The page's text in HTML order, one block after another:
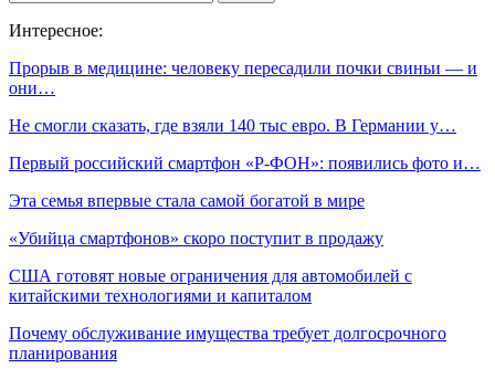
Интересное:
Прорыв в медицине: человеку пересадили почки свиньи — и
они…
Не смогли сказать, где взяли 140 тыс евро. В Германии у…
Первый российский смартфон «Р-ФОН»: появились фото и…
Эта семья впервые стала самой богатой в мире
«Убийца смартфонов» скоро поступит в продажу
США готовят новые ограничения для автомобилей с
китайскими технологиями и капиталом
Почему обслуживание имущества требует долгосрочного
планирования